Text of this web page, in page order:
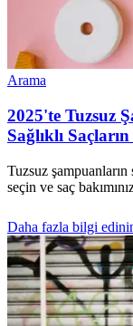
Arama
2025'te Tuzsuz
Sağlıklı Saçların
Tuzsuz şampuanların
seçin ve saç
Daha fazla bilgi